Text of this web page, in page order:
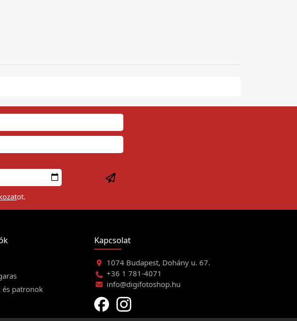
ot.
és patronok
Kapcsolat
1074 Budapest, Dohány u. 67.
+36 1 781-4071
info@digifotoshop.hu